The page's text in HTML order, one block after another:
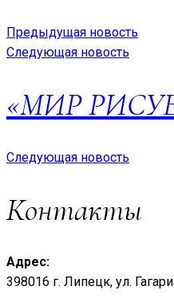
Предыдущая новость
Следующая новость
«МИР
Следующая новость
Контакты
Адрес:
398016 г. Липецк, ул.